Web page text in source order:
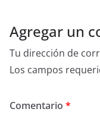
Agregar un
Tu dirección de
Los campos
Comentario *